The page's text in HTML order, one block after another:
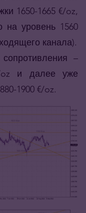
1650-1665 €/oz,
на уровень 1560
канала).
–
oz и далее уже
1900 €/oz.